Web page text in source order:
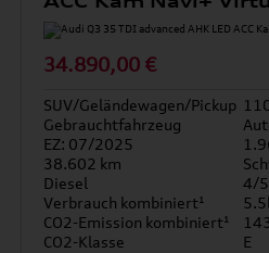
34.890,00 €
SUV/Geländewagen/Pickup
Gebrauchtfahrzeug
EZ: 07/2025
38.602 km
Diesel
4/5
Verbrauch kombiniert¹
CO2-Emission kombiniert¹
CO2-Klasse
E